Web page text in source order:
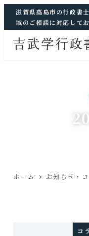
滋賀県高島市の行政書
域のご相談に対応して
ホーム お知らせ・
コ